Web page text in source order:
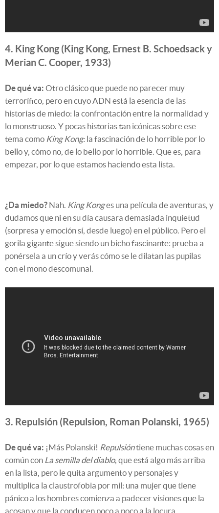
4. King Kong (King Kong, Ernest B. Schoedsack y
Merian C. Cooper, 1933)
De qué va: Otro clásico que puede no parecer muy
terrorífico, pero en cuyo ADN está la esencia de las
historias de miedo: la confrontación entre la normalidad y
lo monstruoso. Y pocas historias tan icónicas sobre ese
tema como King Kong: la fascinación de lo horrible por lo
bello y, cómo no, de lo bello por lo horrible. Que es, para
empezar, por lo que estamos haciendo esta lista.
¿Da miedo? Nah. King Konges una película de aventuras, y
dudamos que ni en su día causara demasiada inquietud
(sorpresa y emoción sí, desde luego) en el público. Pero el
gorila gigante sigue siendo un bicho fascinante: prueba a
ponérsela a un crío y verás cómo se le dilatan las pupilas
con el mono descomunal.
3. Repulsión (Repulsion, Roman Polanski, 1965)
De qué va: ¡Más Polanski! Repulsióntiene muchas cosas en
común con La semilla del diablo, que está algo más arriba
en la lista, pero le quita argumento y personajes y
multiplica la claustrofobia por mil: una mujer que tiene
pánico a los hombres comienza a padecer visiones que la
acosan y que la conducen poco a poco a la locura.